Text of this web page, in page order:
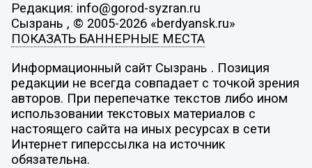
Редакция: info@gorod-syzran.ru
Сызрань , © 2005-2026 «berdyansk.ru»
ПОКАЗАТЬ БАННЕРНЫЕ МЕСТА
Информационный сайт Сызрань . Позиция
редакции не всегда совпадает с точкой зрения
авторов. При перепечатке текстов либо ином
использовании текстовых материалов с
настоящего сайта на иных ресурсах в сети
Интернет гиперссылка на источник
обязательна.